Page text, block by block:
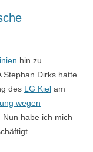
hin zu
Stephan Dirks hatte
des LG Kiel am
wegen
Nun habe ich mich